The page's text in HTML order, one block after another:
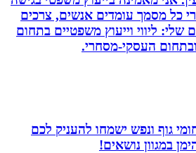
כל מסמך עומדים אנשים, צרכים
ליווי וייעוץ משפטיים בתחום
העסקי-מסחרי.
גוף ונפש ישמחו להעניק לכם
במגוון נושאים!